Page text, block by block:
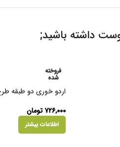
داشته باشید;
فروخته
شده
اردو خوری دو طبقه
۷۲۶,۰۰۰ تومان
اطلاعات بیشتر